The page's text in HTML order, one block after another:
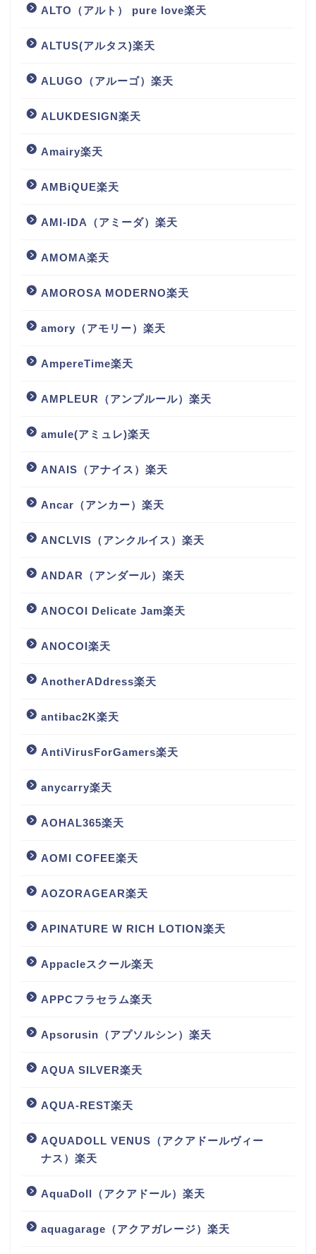
ALTO（アルト） pure love楽天
ALTUS(アルタス)楽天
ALUGO（アルーゴ）楽天
ALUKDESIGN楽天
Amairy楽天
AMBiQUE楽天
AMI-IDA（アミーダ）楽天
AMOMA楽天
AMOROSA MODERNO楽天
amory（アモリー）楽天
AmpereTime楽天
AMPLEUR（アンプルール）楽天
amule(アミュレ)楽天
ANAIS（アナイス）楽天
Ancar（アンカー）楽天
ANCLVIS（アンクルイス）楽天
ANDAR（アンダール）楽天
ANOCOI Delicate Jam楽天
ANOCOI楽天
AnotherADdress楽天
antibac2K楽天
AntiVirusForGamers楽天
anycarry楽天
AOHAL365楽天
AOMI COFEE楽天
AOZORAGEAR楽天
APINATURE W RICH LOTION楽天
Appacleスクール楽天
APPCフラセラム楽天
Apsorusin（アプソルシン）楽天
AQUA SILVER楽天
AQUA-REST楽天
AQUADOLL VENUS（アクアドールヴィー
ナス）楽天
AquaDoll（アクアドール）楽天
aquagarage（アクアガレージ）楽天